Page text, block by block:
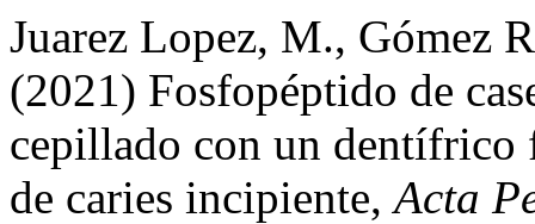
Juarez Lopez, M., Gómez
(2021) Fosfopéptido de
cepillado con un dentífrico
de caries incipiente,Acta